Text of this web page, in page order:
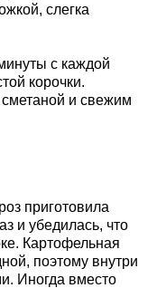
слегка
с каждой
корочки.
и свежим
приготовила
и убедилась, что
Картофельная
поэтому внутри
Иногда вместо